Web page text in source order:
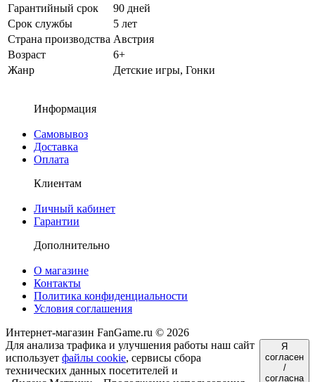
Гарантийный срок
90 дней
Срок службы
5 лет
Страна производства Австрия
Возраст
6+
Жанр
Детские игры, Гонки
Информация
Самовывоз
Доставка
Оплата
Клиентам
Личный кабинет
Гарантии
Дополнительно
О магазине
Контакты
Политика конфиденциальности
Условия соглашения
Интернет-магазин FanGame.ru © 2026
Для анализа трафика и улучшения работы наш сайт
использует файлы cookie, сервисы сбора
технических данных посетителей и
Я
согласен
/
согласна